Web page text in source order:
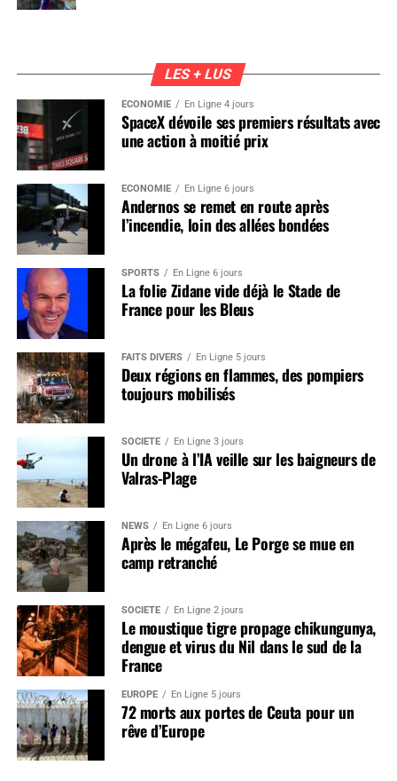
LES + LUS
ÉCONOMIE En Ligne 4 jours
SpaceX dévoile ses premiers résultats avec
une action à moitié prix
ÉCONOMIE En Ligne 6 jours
Andernos se remet en route après
l’incendie, loin des allées bondées
SPORTS En Ligne 6 jours
La folie Zidane vide déjà le Stade de
France pour les Bleus
FAITS DIVERS En Ligne 5 jours
Deux régions en flammes, des pompiers
toujours mobilisés
SOCIÉTÉ En Ligne 3 jours
Un drone à l’IA veille sur les baigneurs de
Valras-Plage
NEWS En Ligne 6 jours
Après le mégafeu, Le Porge se mue en
camp retranché
SOCIÉTÉ En Ligne 2 jours
Le moustique tigre propage chikungunya,
dengue et virus du Nil dans le sud de la
France
EUROPE En Ligne 5 jours
72 morts aux portes de Ceuta pour un
rêve d’Europe